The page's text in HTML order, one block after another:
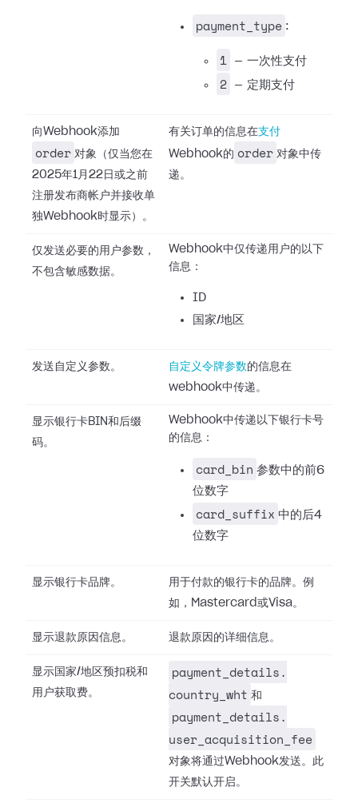
payment_type :
1 — 一次性支付
2 — 定期支付
向Webhook添加
order 对象（仅当您在
2025年1月22日或之前
注册发布商帐户并接收单
独Webhook时显示）。
有关订单的信息在支付
Webhook的 order 对象中传
递。
仅发送必要的用户参数，
不包含敏感数据。
Webhook中仅传递用户的以下
信息：
ID
国家/地区
发送自定义参数。 自定义令牌参数的信息在
webhook中传递。
显示银行卡BIN和后缀
码。
Webhook中传递以下银行卡号
的信息：
card_bin 参数中的前6
位数字
card_suffix 中的后4
位数字
显示银行卡品牌。
用于付款的银行卡的品牌。例
如，Mastercard或Visa。
显示退款原因信息。 退款原因的详细信息。
显示国家/地区预扣税和
用户获取费。
payment_details.​
country_wht 和
payment_details.​
user_acquisition_fee
对象将通过Webhook发送。此
开关默认开启。